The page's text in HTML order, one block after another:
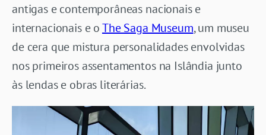
antigas e contemporâneas nacionais e
internacionais e oThe Saga Museum, um museu
de cera que mistura personalidades envolvidas
nos primeiros assentamentos na Islândia junto
às lendas e obras literárias.